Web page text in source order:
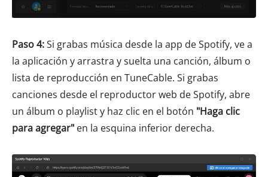
Paso 4:Si grabas música desde la app de Spotify, ve a
la aplicación y arrastra y suelta una canción, álbum o
lista de reproducción en TuneCable. Si grabas
canciones desde el reproductor web de Spotify, abre
un álbum o playlist y haz clic en el botón "Haga clic
para agregar" en la esquina inferior derecha.